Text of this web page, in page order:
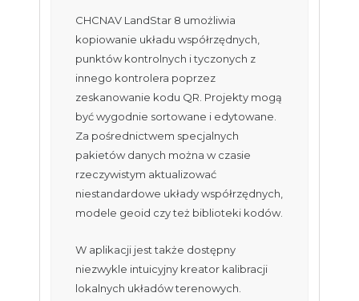
CHCNAV LandStar 8 umożliwia
kopiowanie układu współrzędnych,
punktów kontrolnych i tyczonych z
innego kontrolera poprzez
zeskanowanie kodu QR. Projekty mogą
być wygodnie sortowane i edytowane.
Za pośrednictwem specjalnych
pakietów danych można w czasie
rzeczywistym aktualizować
niestandardowe układy współrzędnych,
modele geoid czy też biblioteki kodów.
W aplikacji jest także dostępny
niezwykle intuicyjny kreator kalibracji
lokalnych układów terenowych.